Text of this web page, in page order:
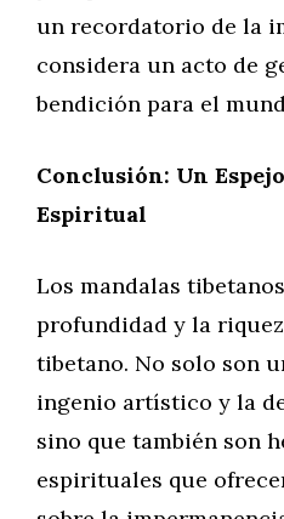
un recordatorio de la
considera un acto de
bendición para el
Conclusión: Un
Espiritual
Los mandalas
profundidad y la
tibetano. No solo son
ingenio artístico y la
sino que también son
espirituales que